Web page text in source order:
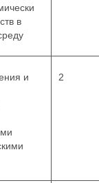
в
и
2